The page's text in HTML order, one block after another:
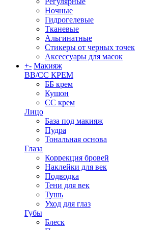
Ночные
Гидрогелевые
Тканевые
Альгинатные
Стикеры от черных точек
Аксессуары для масок
+- Макияж
BB/CC КРЕМ
ББ крем
Кушон
СС крем
Лицо
База под макияж
Пудра
Тональная основа
Глаза
Коррекция бровей
Наклейки для век
Подводка
Тени для век
Тушь
Уход для глаз
Губы
Блеск